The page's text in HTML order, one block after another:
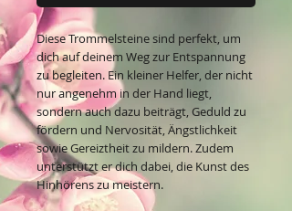
Diese Trommelsteine sind perfekt, um
dich auf deinem Weg zur Entspannung
zu begleiten. Ein kleiner Helfer, der nicht
nur angenehm in der Hand liegt,
sondern auch dazu beiträgt, Geduld zu
fördern und Nervosität, Ängstlichkeit
sowie Gereiztheit zu mildern. Zudem
unterstützt er dich dabei, die Kunst des
Hinhörens zu meistern.